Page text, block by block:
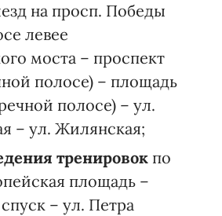
на просп. Победы
левее
моста – проспект
полосе) – площадь
полосе) – ул.
– ул. Жилянская;
тренировок по
площадь –
– ул. Петра